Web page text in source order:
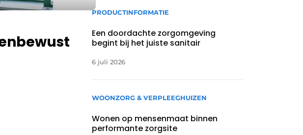
PRODUCTINFORMATIE
Een doordachte zorgomgeving
begint bij het juiste sanitair
6 juli 2026
WOONZORG & VERPLEEGHUIZEN
Wonen op mensenmaat binnen
performante zorgsite